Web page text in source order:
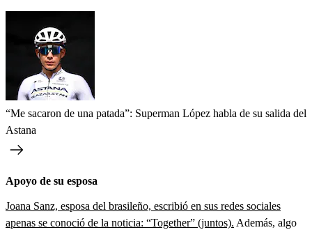
“Me sacaron de una patada”: Superman López habla de su salida del
Astana
Apoyo de su esposa
Joana Sanz, esposa del brasileño, escribió en sus redes sociales
apenas se conoció de la noticia: “Together” (juntos). Además, algo